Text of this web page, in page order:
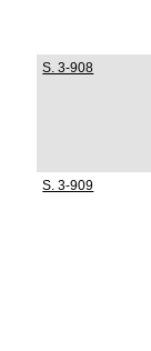
S. 3-908
S. 3-909